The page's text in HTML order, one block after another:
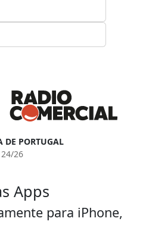
PORTUGAL
26
Apps
para iPhone,